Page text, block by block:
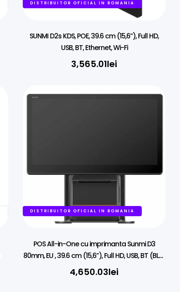
DISTRIBUITOR OFICIAL IN ROMANIA
SUNMI D2s KDS, POE, 39.6 cm (15,6”), Full HD,
USB, BT, Ethernet, Wi-Fi
3,565.01lei
DISTRIBUITOR OFICIAL IN ROMANIA
POS All-in-One cu imprimanta Sunmi D3
80mm, EU , 39.6 cm (15,6”), Full HD, USB, BT (BLE),
Ethernet, Android
4,650.03lei